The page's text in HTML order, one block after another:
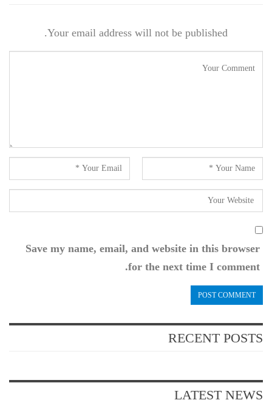
Your email address will not be published.
Save my name, email, and website in this browser
for the next time I comment.
RECENT POSTS
LATEST NEWS